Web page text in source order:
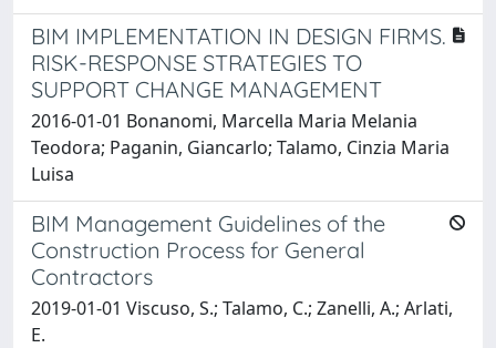
BIM IMPLEMENTATION IN DESIGN FIRMS.
RISK-RESPONSE STRATEGIES TO
SUPPORT CHANGE MANAGEMENT
2016-01-01 Bonanomi, Marcella Maria Melania
Teodora; Paganin, Giancarlo; Talamo, Cinzia Maria
Luisa
BIM Management Guidelines of the
Construction Process for General
Contractors
2019-01-01 Viscuso, S.; Talamo, C.; Zanelli, A.; Arlati,
E.